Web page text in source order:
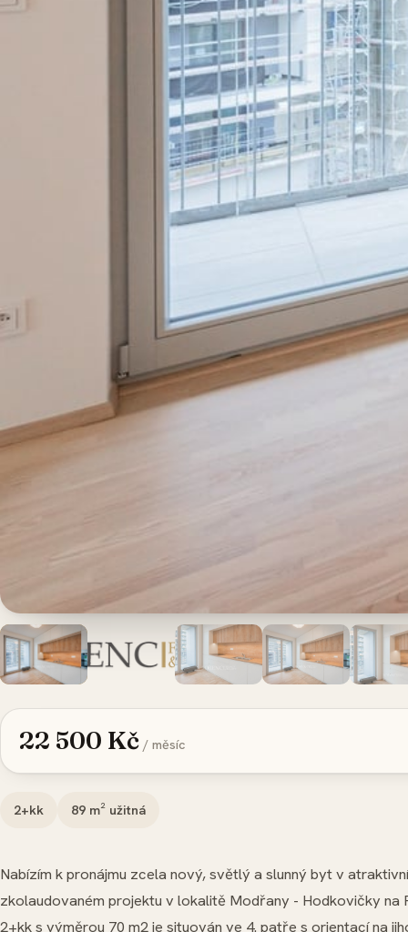
22 500 Kč / měsíc
2+kk 89 m² užitná
Nabízím k pronájmu zcela nový, světlý a slunný byt v
zkolaudovaném projektu v lokalitě Modřany - Hodkovičky na
2+kk s výměrou 70 m2 je situován ve 4. patře s orientací na